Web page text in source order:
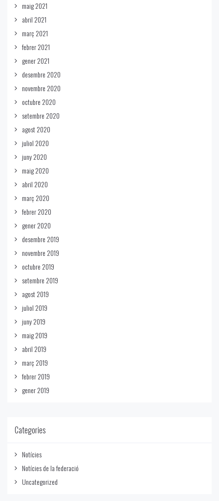
maig 2021
abril 2021
març 2021
febrer 2021
gener 2021
desembre 2020
novembre 2020
octubre 2020
setembre 2020
agost 2020
juliol 2020
juny 2020
maig 2020
abril 2020
març 2020
febrer 2020
gener 2020
desembre 2019
novembre 2019
octubre 2019
setembre 2019
agost 2019
juliol 2019
juny 2019
maig 2019
abril 2019
març 2019
febrer 2019
gener 2019
Categories
Notícies
Notícies de la federació
Uncategorized